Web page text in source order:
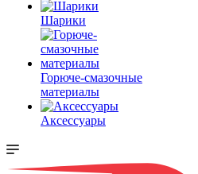
Шарики
Горюче-смазочные
материалы
Аксессуары